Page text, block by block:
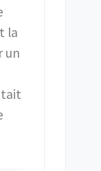
la
un